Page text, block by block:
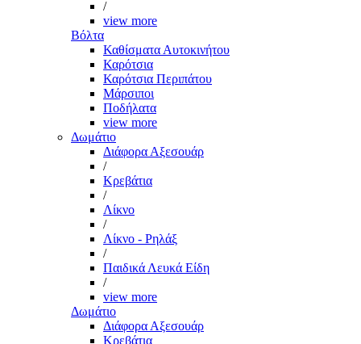
/
view more
Βόλτα
Καθίσματα Αυτοκινήτου
Καρότσια
Καρότσια Περιπάτου
Μάρσιποι
Ποδήλατα
view more
Δωμάτιο
Διάφορα Αξεσουάρ
/
Κρεβάτια
/
Λίκνο
/
Λίκνο - Ρηλάξ
/
Παιδικά Λευκά Είδη
/
view more
Δωμάτιο
Διάφορα Αξεσουάρ
Κρεβάτια